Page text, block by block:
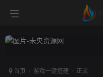
首页 游戏一键搭建 正文